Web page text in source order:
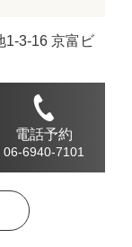
3-16 京富ビ
電話予約
06-6940-7101